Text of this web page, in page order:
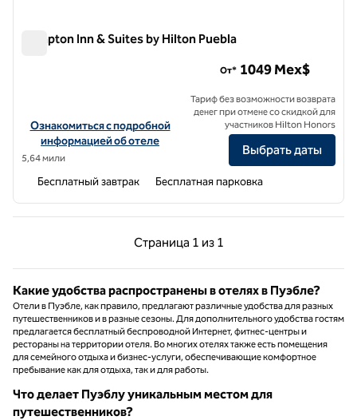
Hampton Inn & Suites by Hilton Puebla
Посмотреть информацию об отеле Hampton Inn & Suites by
Ознакомиться с подробной
информацией об отеле
5,64 мили
От* 1049 Mex$
Тариф без возможности возврата
денег при отмене со скидкой для
участников Hilton Honors
Выбрать даты
Бесплатный завтрак Бесплатная парковка
Страница 1 из 1
Предыдущая страница, 1 из 1
Страница 1 из 1
Какие удобства распространены в отелях в Пуэбле?
Отели в Пуэбле, как правило, предлагают различные удобства для разных
путешественников и в разные сезоны. Для дополнительного удобства гостям
предлагается бесплатный беспроводной Интернет, фитнес-центры и
рестораны на территории отеля. Во многих отелях также есть помещения
для семейного отдыха и бизнес-услуги, обеспечивающие комфортное
пребывание как для отдыха, так и для работы.
Что делает Пуэблу уникальным местом для
путешественников?